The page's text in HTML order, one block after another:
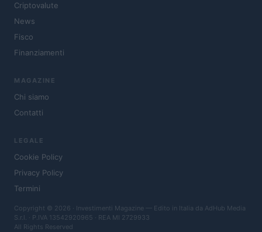
Criptovalute
News
Fisco
Finanziamenti
MAGAZINE
Chi siamo
Contatti
LEGALE
Cookie Policy
Privacy Policy
Termini
Copyright © 2026 · Investimenti Magazine — Edito in Italia da AdHub Media
S.r.l. · P.IVA 13542920965 · REA MI 2729933
All Rights Reserved